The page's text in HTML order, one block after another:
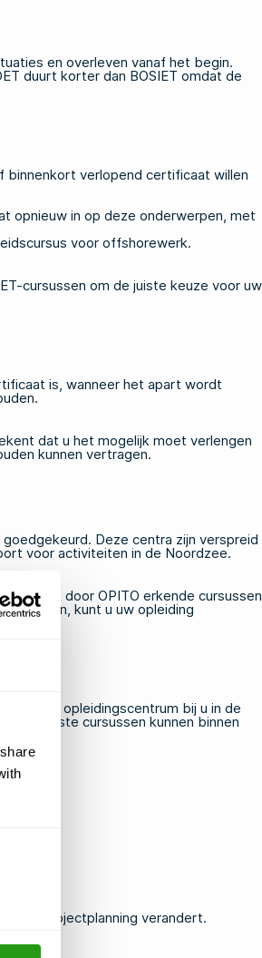
en overleven vanaf het begin.
duurt korter dan BOSIET omdat de
binnenkort verlopend certificaat willen
opnieuw in op deze onderwerpen, met
voor offshorewerk.
cursussen om de juiste keuze voor uw
is, wanneer het apart wordt
dat u het mogelijk moet verlengen
kunnen vertragen.
Deze centra zijn verspreid
voor activiteiten in de Noordzee.
ook door OPITO erkende cursussen
of haven, kunt u uw opleiding
erkend opleidingscentrum bij u in de
meeste cursussen kunnen binnen
de projectplanning verandert.